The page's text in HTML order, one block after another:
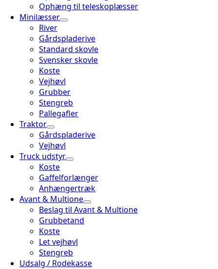
Ophæng til teleskoplæsser
Minilæsser
River
Gårdspladerive
Standard skovle
Svensker skovle
Koste
Vejhøvl
Grubber
Stengreb
Pallegafler
Traktor
Gårdspladerive
Vejhøvl
Truck udstyr
Koste
Gaffelforlænger
Anhængertræk
Avant & Multione
Beslag til Avant & Multione
Grubbetand
Koste
Let vejhøvl
Stengreb
Udsalg / Rodekasse